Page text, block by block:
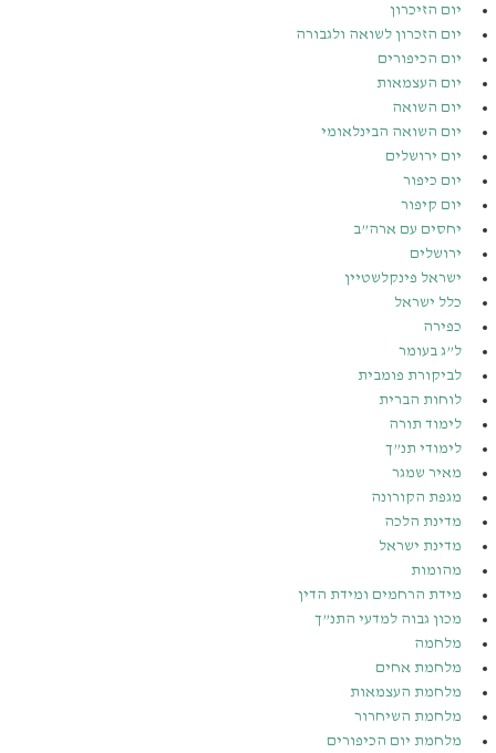
יום הזיכרון
יום הזכרון לשואה ולגבורה
יום הכיפורים
יום העצמאות
יום השואה
יום השואה הבינלאומי
יום ירושלים
יום כיפור
יום קיפור
יחסים עם ארה”ב
ירושלים
ישראל פינקלשטיין
כלל ישראל
כפירה
ל”ג בעומר
לביקורת פומבית
לוחות הברית
לימוד תורה
לימודי תנ”ך
מאיר שמגר
מגפת הקורונה
מדינת הלכה
מדינת ישראל
מהומות
מידת הרחמים ומידת הדין
מכון גבוה למדעי התנ”ך
מלחמה
מלחמת אחים
מלחמת העצמאות
מלחמת השיחרור
מלחמת יום הכיפורים